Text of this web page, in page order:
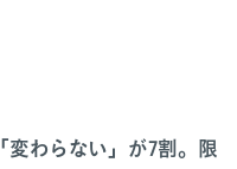
わらない」が7割。限